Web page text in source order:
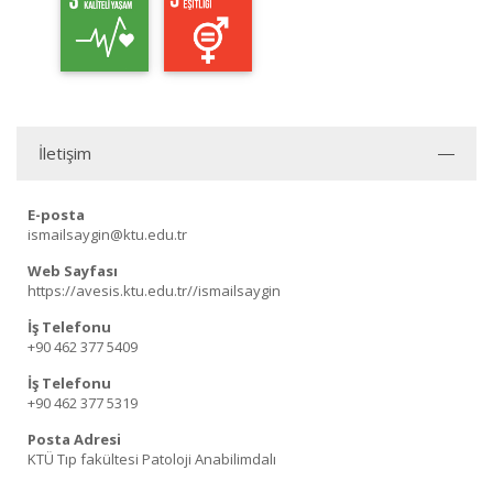
İletişim
E-posta
ismailsaygin@ktu.edu.tr
Web Sayfası
https://avesis.ktu.edu.tr//ismailsaygin
İş Telefonu
+90 462 377 5409
İş Telefonu
+90 462 377 5319
Posta Adresi
KTÜ Tıp fakültesi Patoloji Anabilimdalı